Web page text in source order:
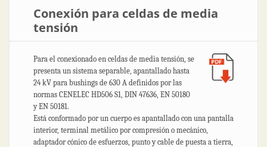
Conexión para celdas de media
tensión
Para el conexionado en celdas de media tensión, se
presenta un sistema separable, apantallado hasta
24 kV para bushings de 630 A definidos por las
normas CENELEC HD506 S1, DIN 47636, EN 50180
y EN 50181.
Está conformado por un cuerpo es apantallado con una pantalla
interior, terminal metálico por compresión o mecánico,
adaptador cónico de esfuerzos, punto y cable de puesta a tierra,